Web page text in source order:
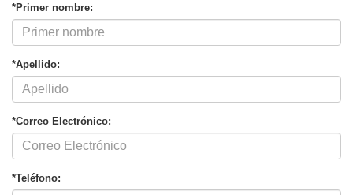
*Primer nombre:
*Apellido:
*Correo Electrónico:
*Teléfono: